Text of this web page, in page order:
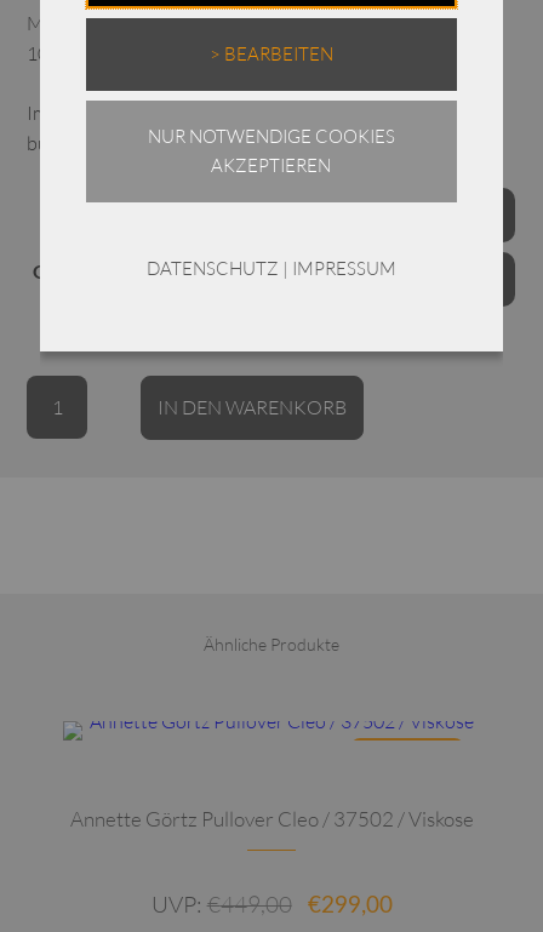
Material
100% Merinowolle
Im Wollprogramm waschbar, nicht chloren, reinigen,
bügelfrei
Farben
Grössen
Annette
Görtz
IN DEN WARENKORB
Alternative:
Ähnliche Produkte
Dieses Produkt weist mehrere Varianten auf. Die Optionen können auf der Produktseite gewählt werden
Annette Görtz Pullover Cleo / 37502 / Viskose
UVP: €449,00 Ursprünglicher
€299,00Aktueller
> BEARBEITEN
NUR NOTWENDIGE COOKIES
AKZEPTIEREN
DATENSCHUTZ | IMPRESSUM